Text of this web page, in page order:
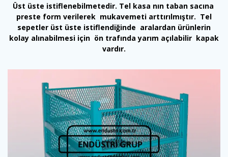
Üst üste istiflenebilmetedir. Tel kasa nın taban sacına
preste form verilerek mukavemeti arttırılmıştır. Tel
sepetler üst üste istiflendiğinde aralardan ürünlerin
kolay alınabilmesi için ön trafında yarım açılabilir kapak
vardır.